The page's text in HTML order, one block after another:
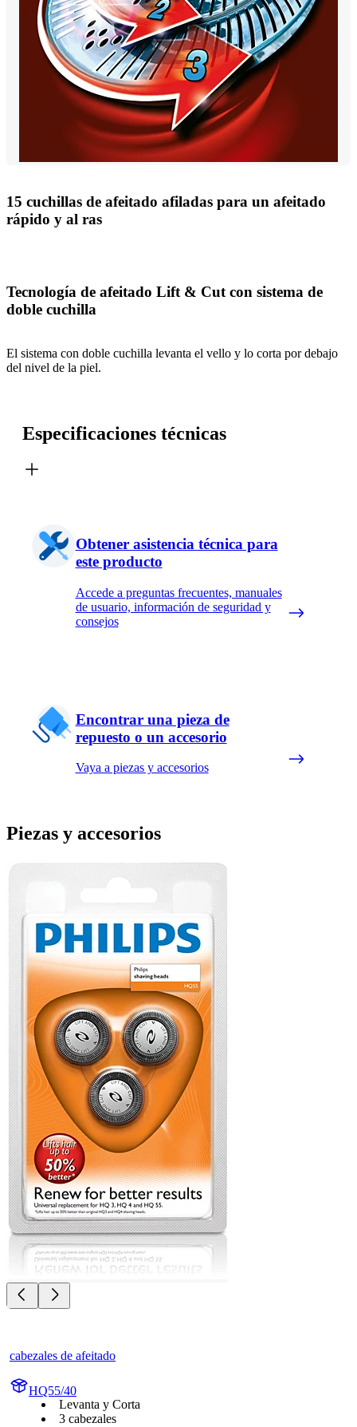
15 cuchillas de afeitado afiladas para un afeitado
rápido y al ras
Tecnología de afeitado Lift & Cut con sistema de
doble cuchilla
El sistema con doble cuchilla levanta el vello y lo corta por debajo
del nivel de la piel.
Especificaciones técnicas
Obtener asistencia técnica para
este producto
Accede a preguntas frecuentes, manuales
de usuario, información de seguridad y
consejos
Encontrar una pieza de
repuesto o un accesorio
Vaya a piezas y accesorios
Piezas y accesorios
cabezales de afeitado
HQ55/40
Levanta y Corta
3 cabezales